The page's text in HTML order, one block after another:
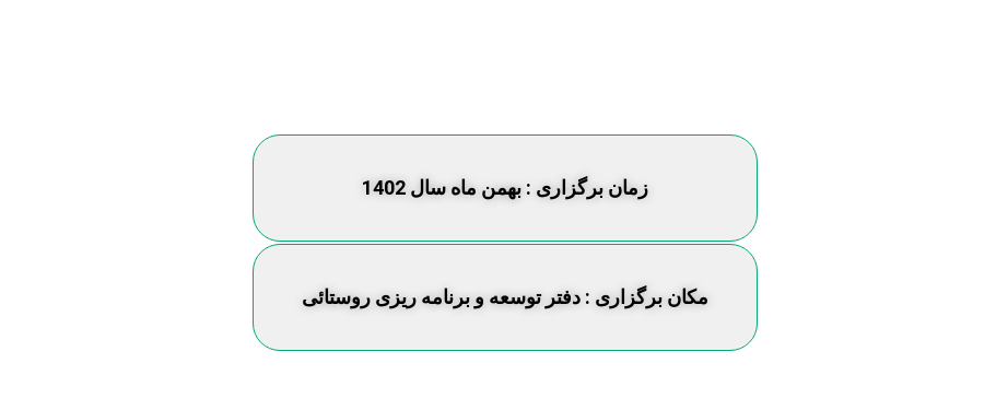
زمان برگزاری : بهمن ماه سال 1402
مکان برگزاری : دفتر توسعه و برنامه ریزی روستائی